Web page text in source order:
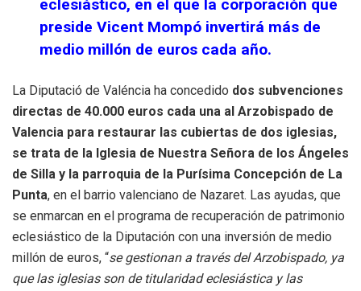
eclesiástico, en el que la corporación que
preside Vicent Mompó invertirá más de
medio millón de euros cada año.
La Diputació de Valéncia ha concedido dos subvenciones
directas de 40.000 euros cada una al Arzobispado de
Valencia para restaurar las cubiertas de dos iglesias,
se trata de la Iglesia de Nuestra Señora de los Ángeles
de Silla y la parroquia de la Purísima Concepción de La
Punta, en el barrio valenciano de Nazaret. Las ayudas, que
se enmarcan en el programa de recuperación de patrimonio
eclesiástico de la Diputación con una inversión de medio
millón de euros, “se gestionan a través del Arzobispado, ya
que las iglesias son de titularidad eclesiástica y las